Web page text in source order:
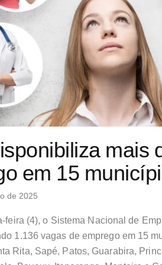
mais
em 15
de 2025
feira (4), o Sistema Nacional de
1.136 vagas de emprego em 15
Rita, Sapé, Patos, Guarabira,